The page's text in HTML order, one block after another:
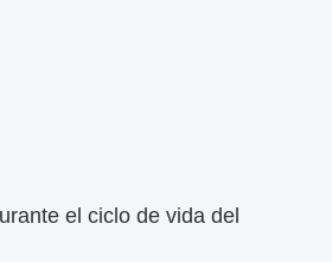
el ciclo de vida del